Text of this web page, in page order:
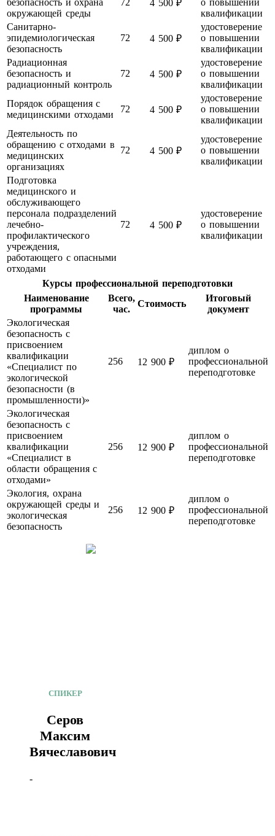
безопасность и охрана
окружающей среды
72 4 500 ₽
о повышении
квалификации
Санитарно-
эпидемиологическая
безопасность
72 4 500 ₽
удостоверение
о повышении
квалификации
Радиационная
безопасность и
радиационный контроль
72 4 500 ₽
удостоверение
о повышении
квалификации
Порядок обращения с
медицинскими отходами
72 4 500 ₽
удостоверение
о повышении
квалификации
Деятельность по
обращению с отходами в
медицинских
организациях
72 4 500 ₽
удостоверение
о повышении
квалификации
Подготовка
медицинского и
обслуживающего
персонала подразделений
лечебно-
профилактического
учреждения,
работающего с опасными
отходами
72 4 500 ₽
удостоверение
о повышении
квалификации
Курсы профессиональной переподготовки
Наименование
программы
Всего,
час.
Стоимость
Итоговый
документ
Экологическая
безопасность с
присвоением
квалификации
«Специалист по
экологической
безопасности (в
промышленности)»
256 12 900 ₽
диплом о
профессиональной
переподготовке
Экологическая
безопасность с
присвоением
квалификации
«Специалист в
области обращения с
отходами»
256 12 900 ₽
диплом о
профессиональной
переподготовке
Экология, охрана
окружающей среды и
экологическая
безопасность
256 12 900 ₽
диплом о
профессиональной
переподготовке
СПИКЕР
Серов
Максим
Вячеславович
-